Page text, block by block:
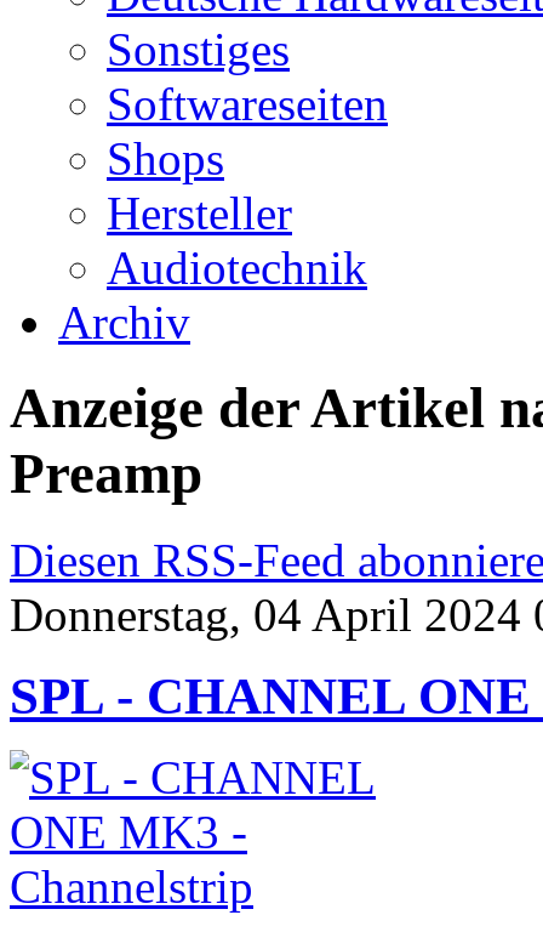
Sonstiges
Softwareseiten
Shops
Hersteller
Audiotechnik
Archiv
Anzeige der Artikel
Preamp
Diesen RSS-Feed
Donnerstag, 04 April 2024
SPL - CHANNEL